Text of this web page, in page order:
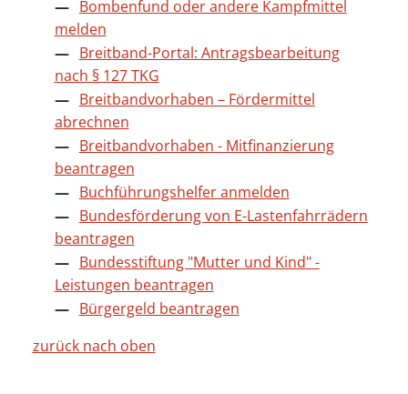
Bombenfund oder andere Kampfmittel
melden
Breitband-Portal: Antragsbearbeitung
nach § 127 TKG
Breitbandvorhaben – Fördermittel
abrechnen
Breitbandvorhaben - Mitfinanzierung
beantragen
Buchführungshelfer anmelden
Bundesförderung von E-Lastenfahrrädern
beantragen
Bundesstiftung "Mutter und Kind" -
Leistungen beantragen
Bürgergeld beantragen
zurück nach oben